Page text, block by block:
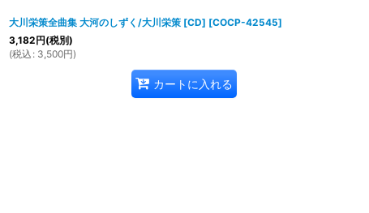
大川栄策全曲集 大河のしずく/大川栄策 [CD] [COCP-42545]
3,182円(税別)
(税込 : 3,500円)
カートに入れる